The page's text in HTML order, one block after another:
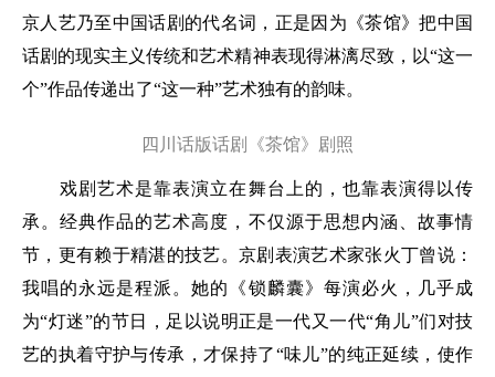
京人艺乃至中国话剧的代名词，正是因为《茶馆》把中国
话剧的现实主义传统和艺术精神表现得淋漓尽致，以“这一
个”作品传递出了“这一种”艺术独有的韵味。
四川话版话剧《茶馆》剧照
戏剧艺术是靠表演立在舞台上的，也靠表演得以传
承。经典作品的艺术高度，不仅源于思想内涵、故事情
节，更有赖于精湛的技艺。京剧表演艺术家张火丁曾说：
我唱的永远是程派。她的《锁麟囊》每演必火，几乎成
为“灯迷”的节日，足以说明正是一代又一代“角儿”们对技
艺的执着守护与传承，才保持了“味儿”的纯正延续，使作